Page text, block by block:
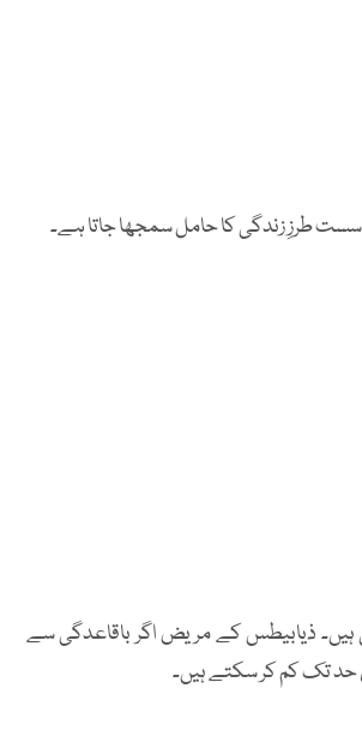
سست طرزِ زندگی کا حامل سمجھا جاتا ہے۔
ذیابیطس کے مریض اگر باقاعدگی سے
حد تک کم کر سکتے ہیں۔